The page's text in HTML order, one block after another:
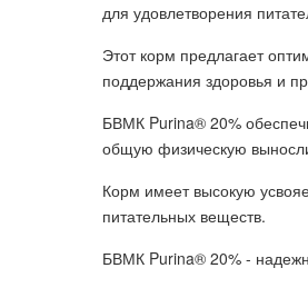
для удовлетворения
Этот корм предлагает
поддержания здоровья и
БВМК Purina® 20%
общую физическую
Корм имеет высокую
питательных веществ.
БВМК Purina® 20% -